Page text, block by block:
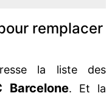
remplacer
la liste des
Barcelone. Et la